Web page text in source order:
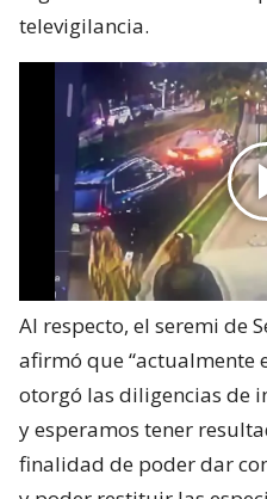
televigilancia.
Al respecto, el seremi de
afirmó que “actualmente
otorgó las diligencias de
y esperamos tener
finalidad de poder dar